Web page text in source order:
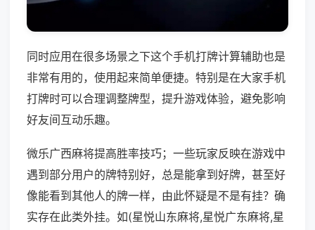
同时应用在很多场景之下这个手机打牌计算辅助也是
非常有用的，使用起来简单便捷。特别是在大家手机
打牌时可以合理调整牌型，提升游戏体验，避免影响
好友间互动乐趣。
微乐广西麻将提高胜率技巧；一些玩家反映在游戏中
遇到部分用户的牌特别好，总是能拿到好牌，甚至好
像能看到其他人的牌一样，由此怀疑是不是有挂？确
实存在此类外挂。如(星悦山东麻将,星悦广东麻将,星